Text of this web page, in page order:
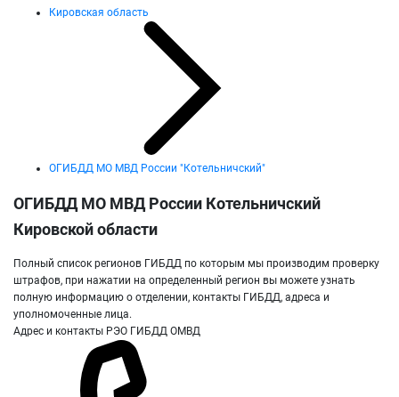
Кировская область
ОГИБДД МО МВД России "Котельничский"
ОГИБДД МО МВД России Котельничский
Кировской области
Полный список регионов ГИБДД по которым мы производим проверку
штрафов, при нажатии на определенный регион вы можете узнать
полную информацию о отделении, контакты ГИБДД, адреса и
уполномоченные лица.
Адрес и контакты РЭО ГИБДД ОМВД